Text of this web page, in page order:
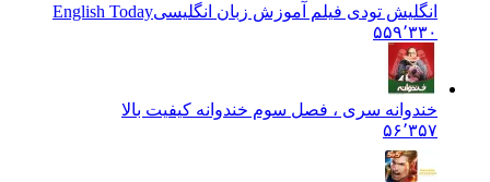
انگلیش تودی فیلم آموزش زبان انگليسیEnglish Today
۵۵۹٬۳۳۰
خندوانه سری ، فصل سوم خندوانه کیفیت بالا
۵۶٬۳۵۷